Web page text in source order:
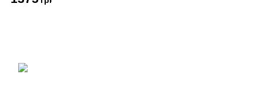
490-T